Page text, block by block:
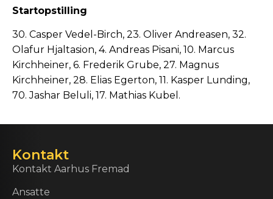
Startopstilling
30. Casper Vedel-Birch, 23. Oliver Andreasen, 32.
Olafur Hjaltasion, 4. Andreas Pisani, 10. Marcus
Kirchheiner, 6. Frederik Grube, 27. Magnus
Kirchheiner, 28. Elias Egerton, 11. Kasper Lunding,
70. Jashar Beluli, 17. Mathias Kubel.
Kontakt
Kontakt Aarhus Fremad
Ansatte